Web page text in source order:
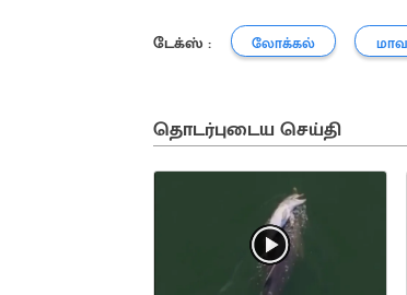
டேக்ஸ் : லோக்கல்
தொடர்புடைய செய்தி